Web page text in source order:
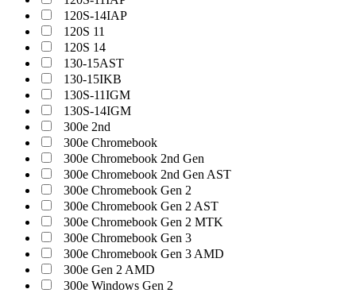
120S-14IAP
120S 11
120S 14
130-15AST
130-15IKB
130S-11IGM
130S-14IGM
300e 2nd
300e Chromebook
300e Chromebook 2nd Gen
300e Chromebook 2nd Gen AST
300e Chromebook Gen 2
300e Chromebook Gen 2 AST
300e Chromebook Gen 2 MTK
300e Chromebook Gen 3
300e Chromebook Gen 3 AMD
300e Gen 2 AMD
300e Windows Gen 2